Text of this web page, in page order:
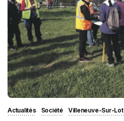
Actualités Société Villeneuve-Sur-Lot